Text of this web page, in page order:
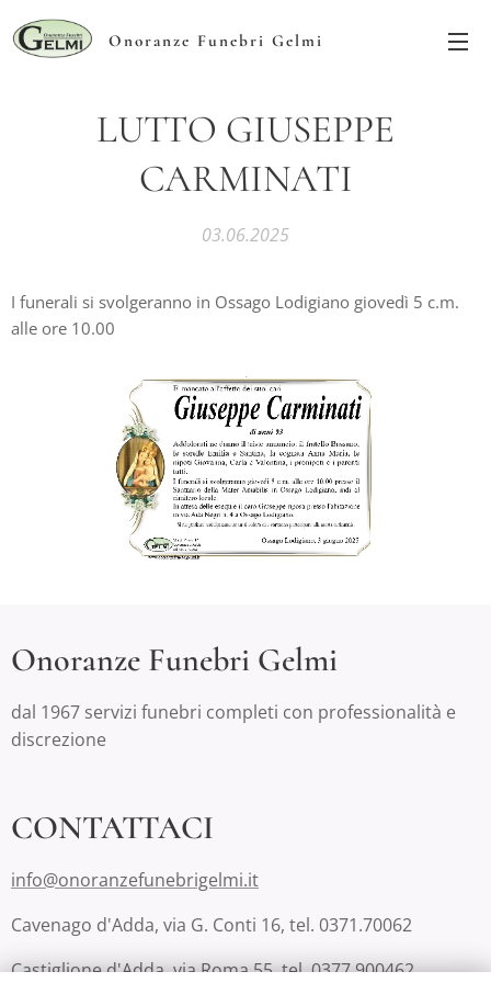
Onoranze Funebri Gelmi
LUTTO GIUSEPPE
CARMINATI
03.06.2025
I funerali si svolgeranno in Ossago Lodigiano giovedì 5 c.m.
alle ore 10.00
Onoranze Funebri Gelmi
dal 1967 servizi funebri completi con professionalità e
discrezione
CONTATTACI
info@onoranzefunebrigelmi.it
Cavenago d'Adda, via G. Conti 16, tel. 0371.70062
Castiglione d'Adda, via Roma 55, tel. 0377.900462